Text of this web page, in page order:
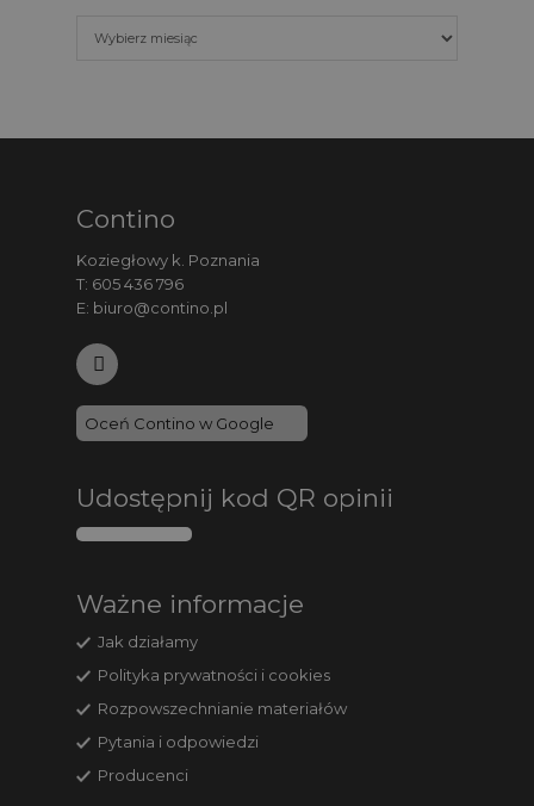
Contino
Koziegłowy k. Poznania
T: 605 436 796
E: biuro@contino.pl
Oceń Contino w Google
Udostępnij kod QR opinii
Ważne informacje
Jak działamy
Polityka prywatności i cookies
Rozpowszechnianie materiałów
Pytania i odpowiedzi
Producenci